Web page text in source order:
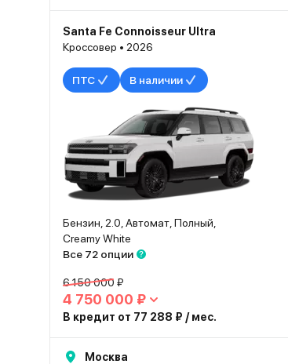
Santa Fe Connoisseur Ultra
Кроссовер • 2026
ПТС В наличии
Бензин, 2.0, Автомат, Полный,
Creamy White
Все 72 опции
6 150 000 ₽
4 750 000 ₽
В кредит от 77 288 ₽ / мес.
Москва